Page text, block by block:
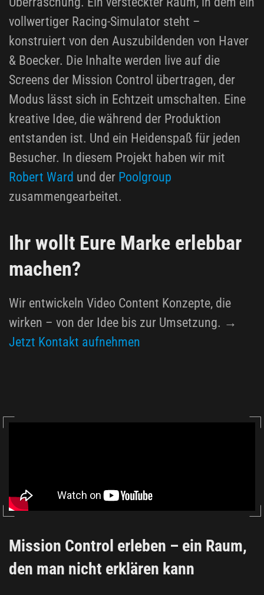
vollwertiger Racing-Simulator steht –
konstruiert von den Auszubildenden von Haver
& Boecker. Die Inhalte werden live auf die
Screens der Mission Control übertragen, der
Modus lässt sich in Echtzeit umschalten. Eine
kreative Idee, die während der Produktion
entstanden ist. Und ein Heidenspaß für jeden
Besucher. In diesem Projekt haben wir mit
Robert Ward und der Poolgroup
zusammengearbeitet.
Ihr wollt Eure Marke erlebbar
machen?
Wir entwickeln Video Content Konzepte, die
wirken – von der Idee bis zur Umsetzung. →
Jetzt Kontakt aufnehmen
Mission Control erleben – ein Raum,
den man nicht erklären kann